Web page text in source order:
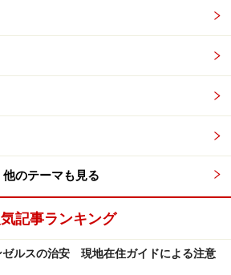
他のテーマも見る
気記事ランキング
ゼルスの治安 現地在住ガイドによる注意